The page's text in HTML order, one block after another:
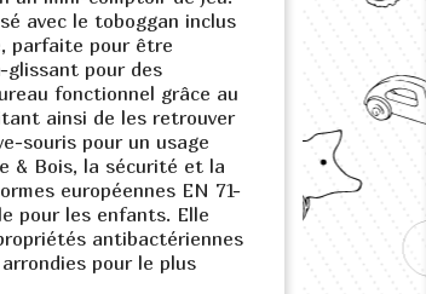
avec le toboggan inclus
parfaite pour être
glissant pour des
fonctionnel grâce au
ainsi de les retrouver
souris pour un usage
& Bois, la sécurité et la
européennes EN 71-
pour les enfants. Elle
antibactériennes
pour le plus